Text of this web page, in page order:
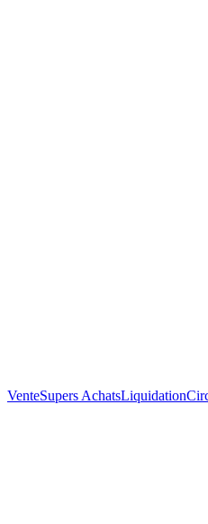
VenteSupers AchatsLiquidation